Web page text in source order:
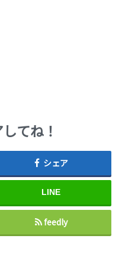
てね！
シェア
LINE
feedly